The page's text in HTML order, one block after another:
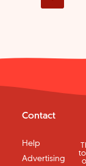
Contact
Help
Advertising